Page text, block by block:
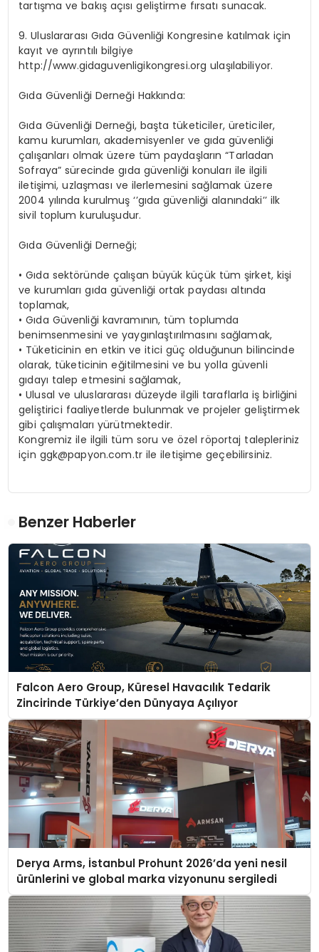
tartışma ve bakış açısı geliştirme fırsatı sunacak.
9. Uluslararası Gıda Güvenliği Kongresine katılmak için
kayıt ve ayrıntılı bilgiye
http://www.gidaguvenligikongresi.org ulaşılabiliyor.
Gıda Güvenliği Derneği Hakkında:
Gıda Güvenliği Derneği, başta tüketiciler, üreticiler,
kamu kurumları, akademisyenler ve gıda güvenliği
çalışanları olmak üzere tüm paydaşların “Tarladan
Sofraya” sürecinde gıda güvenliği konuları ile ilgili
iletişimi, uzlaşması ve ilerlemesini sağlamak üzere
2004 yılında kurulmuş ‘’gıda güvenliği alanındaki’’ ilk
sivil toplum kuruluşudur.
Gıda Güvenliği Derneği;
•Gıda sektöründe çalışan büyük küçük tüm şirket, kişi
ve kurumları gıda güvenliği ortak paydası altında
toplamak,
•Gıda Güvenliği kavramının, tüm toplumda
benimsenmesini ve yaygınlaştırılmasını sağlamak,
• Tüketicinin en etkin ve itici güç olduğunun bilincinde
olarak, tüketicinin eğitilmesini ve bu yolla güvenli
gıdayı talep etmesini sağlamak,
•Ulusal ve uluslararası düzeyde ilgili taraflarla iş birliğini
geliştirici faaliyetlerde bulunmak ve projeler geliştirmek
gibi çalışmaları yürütmektedir.
Kongremiz ile ilgili tüm soru ve özel röportaj talepleriniz
için ggk@papyon.com.tr ile iletişime geçebilirsiniz.
Benzer Haberler
Falcon Aero Group, Küresel Havacılık Tedarik
Zincirinde Türkiye’den Dünyaya Açılıyor
Derya Arms, İstanbul Prohunt 2026’da yeni nesil
ürünlerini ve global marka vizyonunu sergiledi